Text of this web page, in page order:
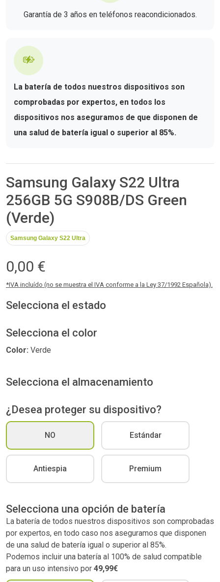
Garantía de 3 años en teléfonos reacondicionados.
La batería de todos nuestros dispositivos son
comprobadas por expertos, en todos los
dispositivos nos aseguramos de que disponen de
una salud de batería igual o superior al 85%.
Samsung Galaxy S22 Ultra
256GB 5G S908B/DS Green
(Verde)
Samsung Galaxy S22 Ultra
0,00 €
*IVA incluído (no se muestra el IVA conforme a la Ley 37/1992 Española).
Selecciona el estado
Selecciona el color
Color: Verde
Selecciona el almacenamiento
¿Desea proteger su dispositivo?
NO Estándar
Antiespia Premium
Selecciona una opción de batería
La batería de todos nuestros dispositivos son comprobadas
por expertos, en todo caso nos aseguramos que disponen
de una salud de batería igual o superior al 85%.
Podemos incluir una batería al 100% de salud compatible
para un uso intensivo por 49,99€